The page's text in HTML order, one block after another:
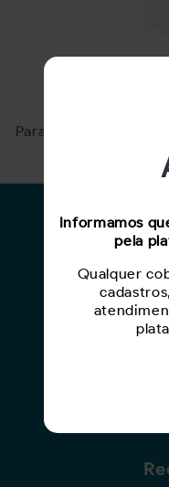
Para ver mais,
Informamos
pela
Qualquer